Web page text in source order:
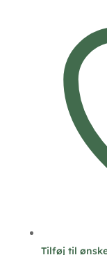
Tilføj til